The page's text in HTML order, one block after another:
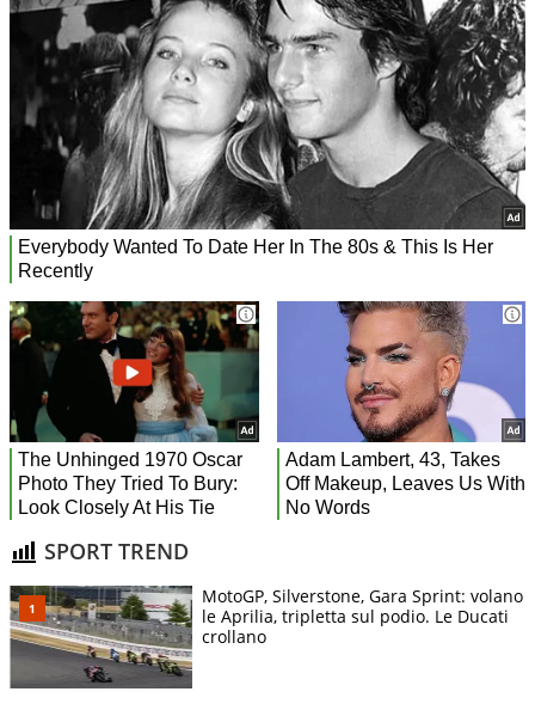
SPORT TREND
MotoGP, Silverstone, Gara Sprint: volano
le Aprilia, tripletta sul podio. Le Ducati
crollano